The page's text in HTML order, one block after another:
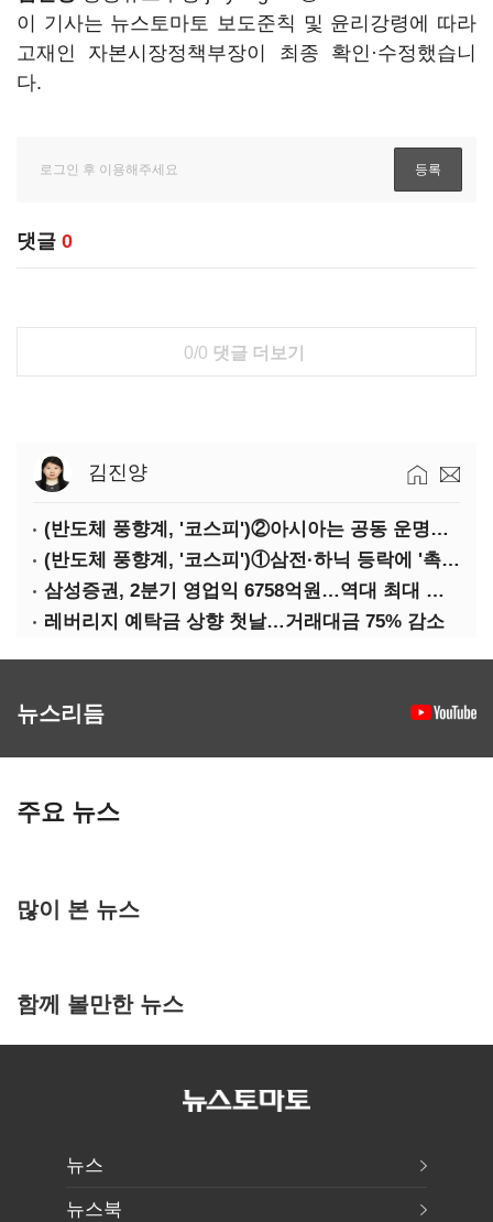
이 기사는 뉴스토마토 보도준칙 및 윤리강령에 따라
고재인 자본시장정책부장이 최종 확인·수정했습니
다.
댓글 0
0/0 댓글 더보기
김진양
(반도체 풍향계, '코스피')②아시아는 공동 운명체?…일본·대만도 '동반 출렁'
(반도체 풍향계, '코스피')①삼전·하닉 등락에 '촉각'…코스피·나스닥 '한 몸'
삼성증권, 2분기 영업익 6758억원…역대 최대 경신
레버리지 예탁금 상향 첫날…거래대금 75% 감소
뉴스리듬
주요 뉴스
많이 본 뉴스
함께 볼만한 뉴스
뉴스
뉴스북